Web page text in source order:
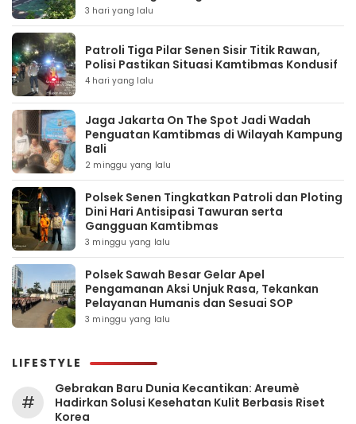
3 hari yang lalu
Patroli Tiga Pilar Senen Sisir Titik Rawan,
Polisi Pastikan Situasi Kamtibmas Kondusif
4 hari yang lalu
Jaga Jakarta On The Spot Jadi Wadah
Penguatan Kamtibmas di Wilayah Kampung
Bali
2 minggu yang lalu
Polsek Senen Tingkatkan Patroli dan Ploting
Dini Hari Antisipasi Tawuran serta
Gangguan Kamtibmas
3 minggu yang lalu
Polsek Sawah Besar Gelar Apel
Pengamanan Aksi Unjuk Rasa, Tekankan
Pelayanan Humanis dan Sesuai SOP
3 minggu yang lalu
LIFESTYLE
#
Gebrakan Baru Dunia Kecantikan: Areumè
Hadirkan Solusi Kesehatan Kulit Berbasis Riset
Korea